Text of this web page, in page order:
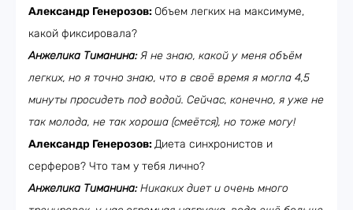
Александр Генерозов: Объем легких на максимуме,
какой фиксировала?
Анжелика Тиманина:Я не знаю, какой у меня объём
легких, но я точно знаю, что в своё время я могла 4,5
минуты просидеть под водой. Сейчас, конечно, я уже не
так молода, не так хороша (смеётся), но тоже могу!
Александр Генерозов:Диета синхронистов и
серферов? Что там у тебя лично?
Анжелика Тиманина:Никаких диет и очень много